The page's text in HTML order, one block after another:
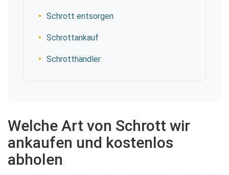
Schrott entsorgen
Schrottankauf
Schrotthändler
Welche Art von Schrott wir
ankaufen und kostenlos
abholen